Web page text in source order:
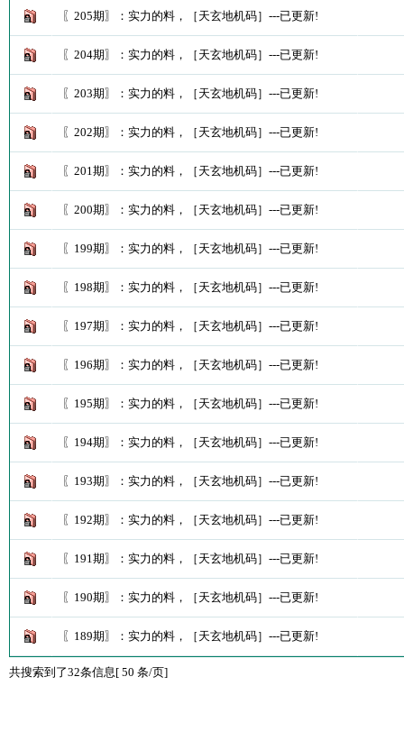
〖205期〗：实力的料，［天玄地机码］---已更新!
〖204期〗：实力的料，［天玄地机码］---已更新!
〖203期〗：实力的料，［天玄地机码］---已更新!
〖202期〗：实力的料，［天玄地机码］---已更新!
〖201期〗：实力的料，［天玄地机码］---已更新!
〖200期〗：实力的料，［天玄地机码］---已更新!
〖199期〗：实力的料，［天玄地机码］---已更新!
〖198期〗：实力的料，［天玄地机码］---已更新!
〖197期〗：实力的料，［天玄地机码］---已更新!
〖196期〗：实力的料，［天玄地机码］---已更新!
〖195期〗：实力的料，［天玄地机码］---已更新!
〖194期〗：实力的料，［天玄地机码］---已更新!
〖193期〗：实力的料，［天玄地机码］---已更新!
〖192期〗：实力的料，［天玄地机码］---已更新!
〖191期〗：实力的料，［天玄地机码］---已更新!
〖190期〗：实力的料，［天玄地机码］---已更新!
〖189期〗：实力的料，［天玄地机码］---已更新!
共搜索到了32条信息[ 50 条/页]